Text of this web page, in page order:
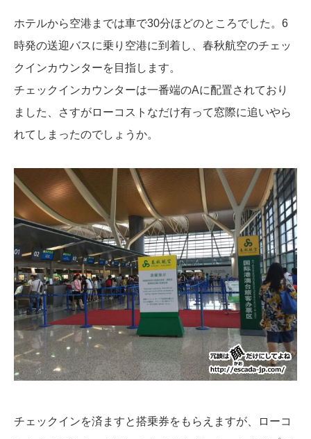
ホテルから空港までは車で30分ほどのところでした。6
時発の送迎バスに乗り空港に到着し、春秋航空のチェッ
クインカウンターを目指します。
チェックインカウンターは一番端のAに配置されており
ました、さすがローコストなだけ有って窓際に追いやら
れてしまったのでしょうか。
チェックインを済ますと搭乗券をもらえますが、ローコ